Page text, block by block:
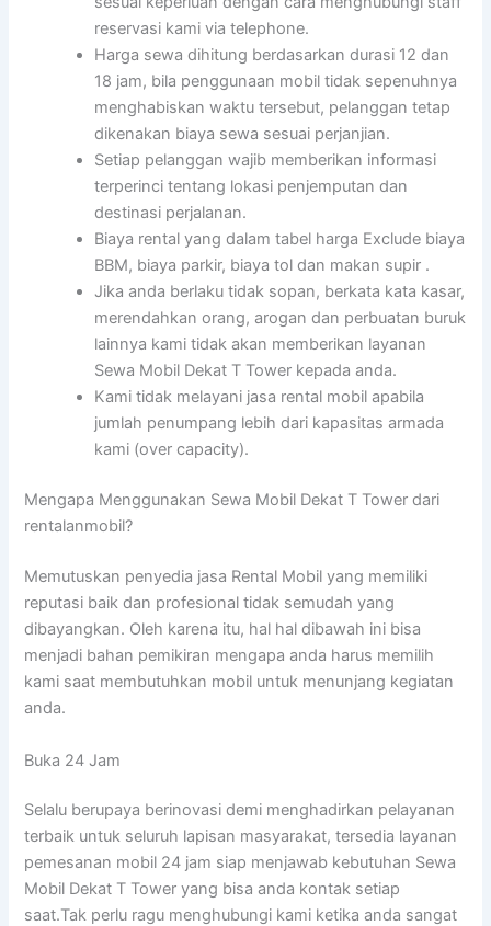
reservasi kami via telephone.
Harga sewa dihitung berdasarkan durasi 12 dan
18 jam, bila penggunaan mobil tidak sepenuhnya
menghabiskan waktu tersebut, pelanggan tetap
dikenakan biaya sewa sesuai perjanjian.
Setiap pelanggan wajib memberikan informasi
terperinci tentang lokasi penjemputan dan
destinasi perjalanan.
Biaya rental yang dalam tabel harga Exclude biaya
BBM, biaya parkir, biaya tol dan makan supir .
Jika anda berlaku tidak sopan, berkata kata kasar,
merendahkan orang, arogan dan perbuatan buruk
lainnya kami tidak akan memberikan layanan
Sewa Mobil Dekat T Tower kepada anda.
Kami tidak melayani jasa rental mobil apabila
jumlah penumpang lebih dari kapasitas armada
kami (over capacity).
Mengapa Menggunakan Sewa Mobil Dekat T Tower dari
rentalanmobil?
Memutuskan penyedia jasa Rental Mobil yang memiliki
reputasi baik dan profesional tidak semudah yang
dibayangkan. Oleh karena itu, hal hal dibawah ini bisa
menjadi bahan pemikiran mengapa anda harus memilih
kami saat membutuhkan mobil untuk menunjang kegiatan
anda.
Buka 24 Jam
Selalu berupaya berinovasi demi menghadirkan pelayanan
terbaik untuk seluruh lapisan masyarakat, tersedia layanan
pemesanan mobil 24 jam siap menjawab kebutuhan Sewa
Mobil Dekat T Tower yang bisa anda kontak setiap
saat.Tak perlu ragu menghubungi kami ketika anda sangat